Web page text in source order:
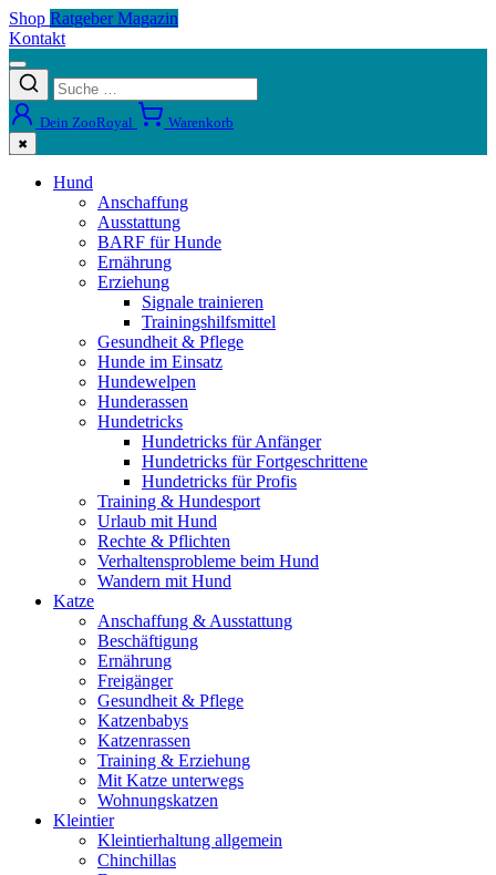
Shop Ratgeber Magazin
Kontakt
Dein ZooRoyal Warenkorb
✖
Hund
Anschaffung
Ausstattung
BARF für Hunde
Ernährung
Erziehung
Signale trainieren
Trainingshilfsmittel
Gesundheit & Pflege
Hunde im Einsatz
Hundewelpen
Hunderassen
Hundetricks
Hundetricks für Anfänger
Hundetricks für Fortgeschrittene
Hundetricks für Profis
Training & Hundesport
Urlaub mit Hund
Rechte & Pflichten
Verhaltensprobleme beim Hund
Wandern mit Hund
Katze
Anschaffung & Ausstattung
Beschäftigung
Ernährung
Freigänger
Gesundheit & Pflege
Katzenbabys
Katzenrassen
Training & Erziehung
Mit Katze unterwegs
Wohnungskatzen
Kleintier
Kleintierhaltung allgemein
Chinchillas